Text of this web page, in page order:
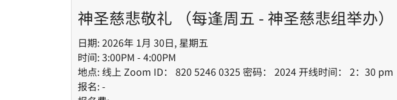
神圣慈悲敬礼 （每逢周五 - 神圣慈悲组举办）
日期: 2026年 1月 30日, 星期五
时间: 3:00PM - 4:00PM
地点: 线上 Zoom ID： 820 5246 0325 密码： 2024 开线时间： 2：30 pm
报名: -